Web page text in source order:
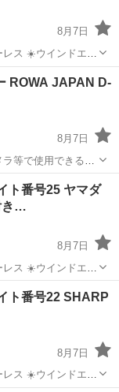
8月7日
レス ☀️ウインドエア
ROWA JAPAN D-
8月7日
ラ等で使用できる、
ト番号25 ヤマダ
き…
8月7日
レス ☀️ウインドエア
ト番号22 SHARP
8月7日
レス ☀️ウインドエア